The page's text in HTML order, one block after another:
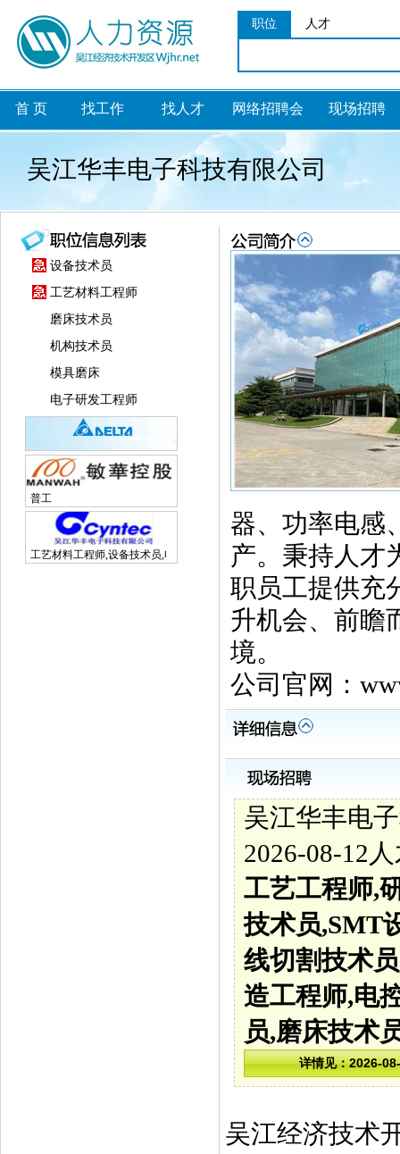
职位 人才
首 页 找工作 找人才 网络招聘会 现场招聘
吴江华丰电子科技有限公司
设备技术员
工艺材料工程师
磨床技术员
机构技术员
模具磨床
电子研发工程师
普工
工艺材料工程师,设备技术员,电子研发工程师
器、功率电感
产。秉持人才
职员工提供充
升机会、前瞻
境。
公司官网：
吴江华丰电
2026-08-12
工艺工程师,
技术员,SMT
线切割技术
造工程师,电
员,磨床技术
吴江经济技术